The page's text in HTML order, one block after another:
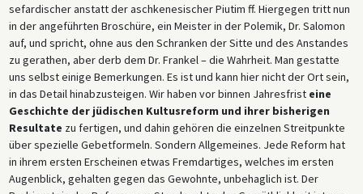
sefardischer anstatt der aschkenesischer Piutim ff. Hiergegen tritt nun
in der angeführten Broschüre, ein Meister in der Polemik, Dr. Salomon
auf, und spricht, ohne aus den Schranken der Sitte und des Anstandes
zu gerathen, aber derb dem Dr. Frankel – die Wahrheit. Man gestatte
uns selbst einige Bemerkungen. Es ist und kann hier nicht der Ort sein,
in das Detail hinabzusteigen. Wir haben vor binnen Jahresfrist eine
Geschichte der jüdischen Kultusreform und ihrer bisherigen
Resultate zu fertigen, und dahin gehören die einzelnen Streitpunkte
über spezielle Gebetformeln. Sondern Allgemeines. Jede Reform hat
in ihrem ersten Erscheinen etwas Fremdartiges, welches im ersten
Augenblick, gehalten gegen das Gewohnte, unbehaglich ist. Der